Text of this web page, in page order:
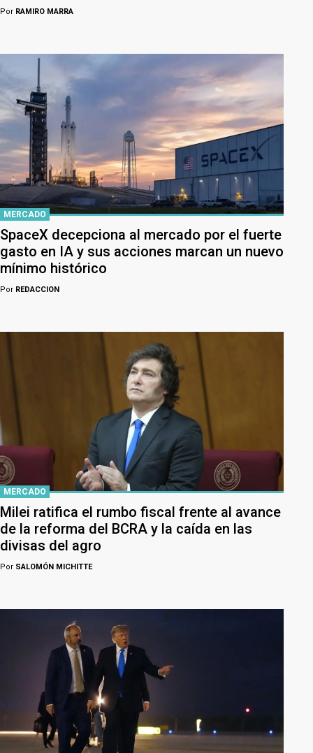
Por RAMIRO MARRA
MERCADO
SpaceX decepciona al mercado por el fuerte
gasto en IA y sus acciones marcan un nuevo
mínimo histórico
Por REDACCION
MERCADO
Milei ratifica el rumbo fiscal frente al avance
de la reforma del BCRA y la caída en las
divisas del agro
Por SALOMÓN MICHITTE